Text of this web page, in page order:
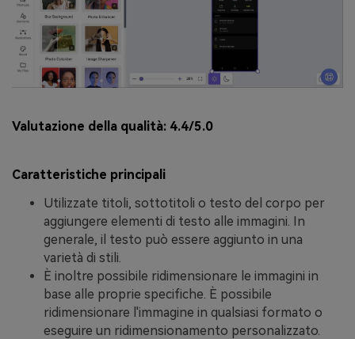
Valutazione della qualità: 4.4/5.0
Caratteristiche principali
Utilizzate titoli, sottotitoli o testo del corpo per
aggiungere elementi di testo alle immagini. In
generale, il testo può essere aggiunto in una
varietà di stili.
È inoltre possibile ridimensionare le immagini in
base alle proprie specifiche. È possibile
ridimensionare l'immagine in qualsiasi formato o
eseguire un ridimensionamento personalizzato.